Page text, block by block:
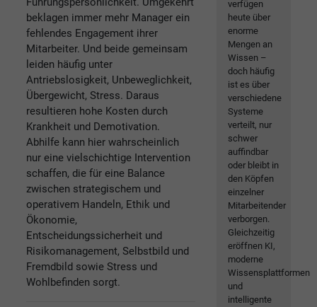
beklagen immer mehr Manager ein
fehlendes Engagement ihrer
Mitarbeiter. Und beide gemeinsam
leiden häufig unter
Antriebslosigkeit, Unbeweglichkeit,
Übergewicht, Stress. Daraus
resultieren hohe Kosten durch
Krankheit und Demotivation.
Abhilfe kann hier wahrscheinlich
nur eine vielschichtige Intervention
schaffen, die für eine Balance
zwischen strategischem und
operativem Handeln, Ethik und
Ökonomie,
Entscheidungssicherheit und
Risikomanagement, Selbstbild und
Fremdbild sowie Stress und
Wohlbefinden sorgt.
verfügen
heute über
enorme
Mengen an
Wissen –
doch häufig
ist es über
verschiedene
Systeme
verteilt, nur
schwer
auffindbar
oder bleibt in
den Köpfen
einzelner
Mitarbeitender
verborgen.
Gleichzeitig
eröffnen KI,
moderne
Wissensplattformen
und
intelligente